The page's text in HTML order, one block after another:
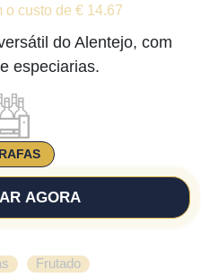
o custo de € 14.67
do Alentejo, com
especiarias.
AGORA
Frutado